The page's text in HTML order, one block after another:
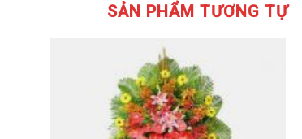
SẢN PHẨM TƯƠNG TỰ